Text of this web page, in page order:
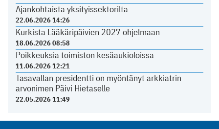
Ajankohtaista yksityissektorilta
22.06.2026 14:26
Kurkista Lääkäripäivien 2027 ohjelmaan
18.06.2026 08:58
Poikkeuksia toimiston kesäaukioloissa
11.06.2026 12:21
Tasavallan presidentti on myöntänyt arkkiatrin
arvonimen Päivi Hietaselle
22.05.2026 11:49